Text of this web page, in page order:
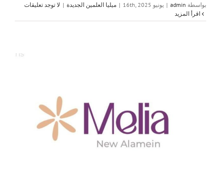
بواسطة admin
| يونيو 16th, 2025 | ميليا العلمين الجديدة | لا توجد تعليقات